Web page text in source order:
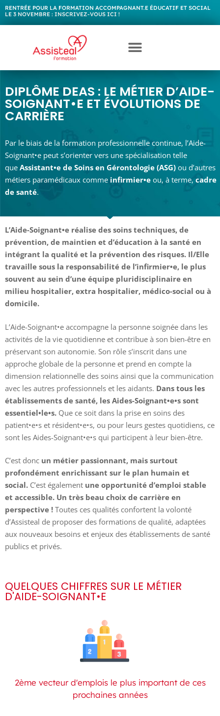
RENTRÉE POUR LA FORMATION ACCOMPAGNANT.E ÉDUCATIF ET SOCIAL
LE 3 NOVEMBRE : INSCRIVEZ-VOUS ICI !
DIPLÔME DEAS : LE MÉTIER D’AIDE-
SOIGNANT•E ET ÉVOLUTIONS DE
CARRIÈRE
Par le biais de la formation professionnelle continue, l’Aide-
Soignant•e peut s’orienter vers une spécialisation telle
que Assistant•e de Soins en Gérontologie (ASG) ou d’autres
métiers paramédicaux comme infirmier•e ou, à terme, cadre
de santé.
L’Aide-Soignant•e réalise des soins techniques, de
prévention, de maintien et d’éducation à la santé en
intégrant la qualité et la prévention des risques. Il/Elle
travaille sous la responsabilité de l’infirmier•e, le plus
souvent au sein d’une équipe pluridisciplinaire en
milieu hospitalier, extra hospitalier, médico-social ou à
domicile.
L’Aide-Soignant•e accompagne la personne soignée dans les
activités de la vie quotidienne et contribue à son bien-être en
préservant son autonomie. Son rôle s’inscrit dans une
approche globale de la personne et prend en compte la
dimension relationnelle des soins ainsi que la communication
avec les autres professionnels et les aidants. Dans tous les
établissements de santé, les Aides-Soignant•e•s sont
essentiel•le•s. Que ce soit dans la prise en soins des
patient•e•s et résident•e•s, ou pour leurs gestes quotidiens, ce
sont les Aides-Soignant•e•s qui participent à leur bien-être.
C’est donc un métier passionnant, mais surtout
profondément enrichissant sur le plan humain et
social. C’est également une opportunité d’emploi stable
et accessible. Un très beau choix de carrière en
perspective ! Toutes ces qualités confortent la volonté
d’Assisteal de proposer des formations de qualité, adaptées
aux nouveaux besoins et enjeux des établissements de santé
publics et privés.
QUELQUES CHIFFRES SUR LE MÉTIER
D'AIDE-SOIGNANT•E
2ème vecteur d'emplois le plus important de ces
prochaines années